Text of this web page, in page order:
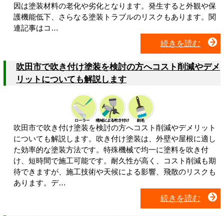
因は塗装材料の老化や劣化となります。発生すると外観や保
護機能低下、さらなる塗装トラブルのリスクもあります。関
連記事はコ…
続きを読む
吹田市で吹き付け塗装を検討の方へコスト削減やデメ
リットについても解説します
吹田市で吹き付け塗装を検討の方へコスト削減やデメリット
についても解説します。吹き付け塗装は、外壁や屋根に適し
た効率的な塗装方法です。特殊機械で均一に塗料を吹き付
け、短時間で施工可能です。耐久性が高く、コスト削減も期
待できますが、施工技術や天候による影響、飛散のリスクも
あります。デ…
続きを読む